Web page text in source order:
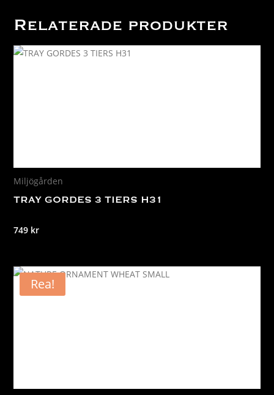
Relaterade produkter
Miljögården
TRAY GORDES 3 TIERS H31
749 kr
Rea!